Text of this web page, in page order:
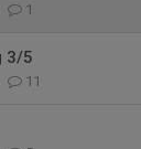
1
3/5
11